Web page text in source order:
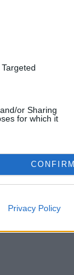
or Sharing
for which it
CONFIRM
Privacy Policy